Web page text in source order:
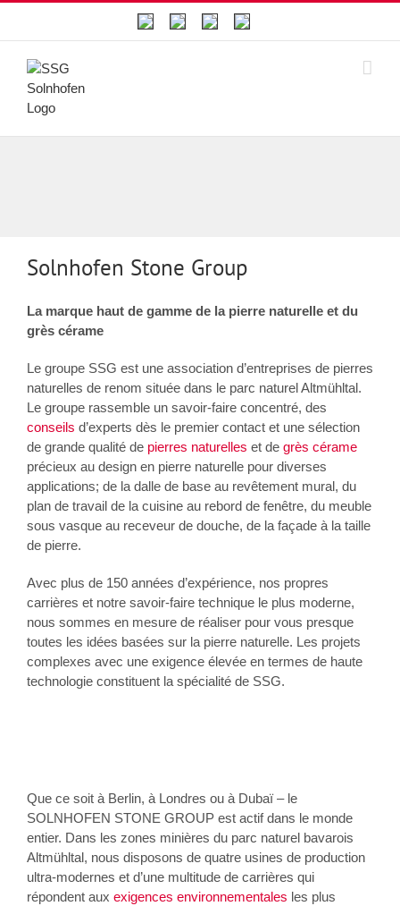
Solnhofen Stone Group
La marque haut de gamme de la pierre naturelle et du
grès cérame
Le groupe SSG est une association d’entreprises de pierres
naturelles de renom située dans le parc naturel Altmühltal.
Le groupe rassemble un savoir-faire concentré, des
conseils d’experts dès le premier contact et une sélection
de grande qualité de pierres naturelles et de grès cérame
précieux au design en pierre naturelle pour diverses
applications; de la dalle de base au revêtement mural, du
plan de travail de la cuisine au rebord de fenêtre, du meuble
sous vasque au receveur de douche, de la façade à la taille
de pierre.
Avec plus de 150 années d’expérience, nos propres
carrières et notre savoir-faire technique le plus moderne,
nous sommes en mesure de réaliser pour vous presque
toutes les idées basées sur la pierre naturelle. Les projets
complexes avec une exigence élevée en termes de haute
technologie constituent la spécialité de SSG.
Que ce soit à Berlin, à Londres ou à Dubaï – le
SOLNHOFEN STONE GROUP est actif dans le monde
entier. Dans les zones minières du parc naturel bavarois
Altmühltal, nous disposons de quatre usines de production
ultra-modernes et d’une multitude de carrières qui
répondent aux exigences environnementales les plus